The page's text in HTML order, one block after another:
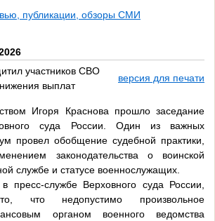
публикации, обзоры СМИ
участников СВО
выплат
версия для печати
Игоря Краснова прошло заседание
суда России. Один из важных
провел обобщение судебной практики,
законодательства о воинской
службе и статусе военнослужащих.
пресс-службе Верховного суда России,
что недопустимо произвольное
органом военного ведомства